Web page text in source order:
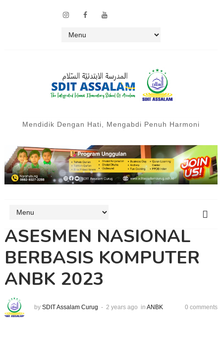
Mendidik Dengan Hati, Mengabdi Penuh Harmoni
ASESMEN NASIONAL
BERBASIS KOMPUTER
ANBK 2023
by SDIT Assalam Curug 2 years ago in ANBK 0 comments